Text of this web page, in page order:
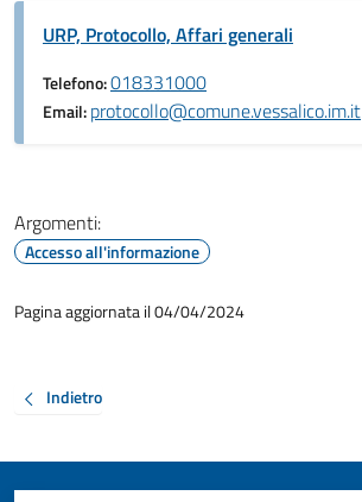
URP, Protocollo, Affari generali
Telefono:018331000
Email:protocollo@comune.vessalico.im.it
Argomenti:
Accesso all'informazione
Pagina aggiornata il 04/04/2024
Indietro